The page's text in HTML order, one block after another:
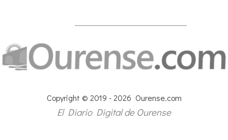
Copyright © 2019 - 2026 Ourense.com
El Diario Digital de Ourense